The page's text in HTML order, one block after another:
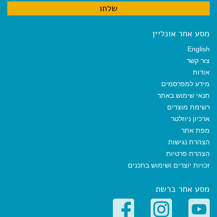
מסע אחר אונליין
English
צור קשר
אודות
מידע למפרסמים
תנאי שימוש באתר
רשימת מוצרים
ארכיון ניוזלטר
מפת אתר
הצהרת נגישות
הצהרת פרטיות
זכויות יוצרים ושימוש בתכנים
מסע אחר ברשת